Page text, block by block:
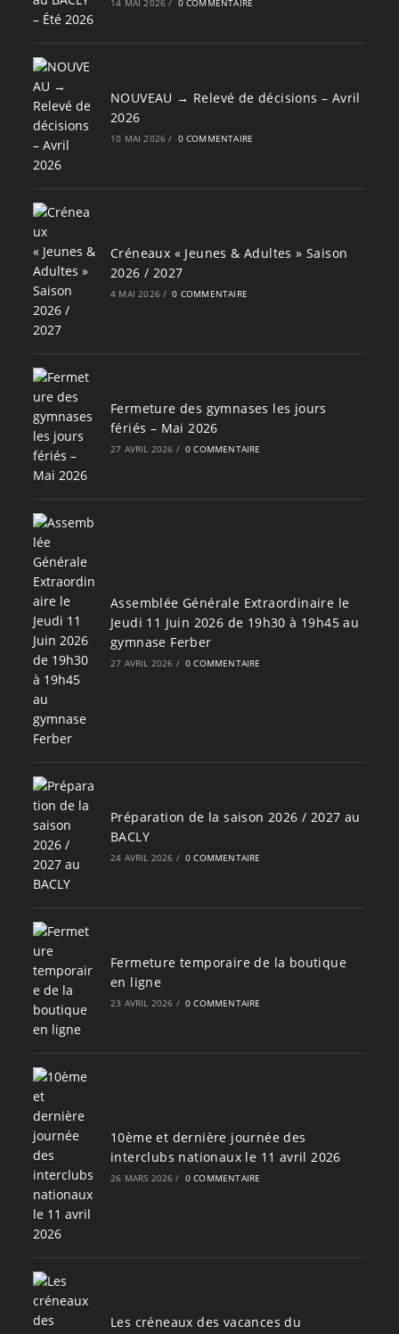
14 MAI 2026 / 0 COMMENTAIRE
NOUVEAU → Relevé de décisions – Avril
2026
10 MAI 2026 / 0 COMMENTAIRE
Créneaux « Jeunes & Adultes » Saison
2026 / 2027
4 MAI 2026 / 0 COMMENTAIRE
Fermeture des gymnases les jours
fériés – Mai 2026
27 AVRIL 2026 / 0 COMMENTAIRE
Assemblée Générale Extraordinaire le
Jeudi 11 Juin 2026 de 19h30 à 19h45 au
gymnase Ferber
27 AVRIL 2026 / 0 COMMENTAIRE
Préparation de la saison 2026 / 2027 au
BACLY
24 AVRIL 2026 / 0 COMMENTAIRE
Fermeture temporaire de la boutique
en ligne
23 AVRIL 2026 / 0 COMMENTAIRE
10ème et dernière journée des
interclubs nationaux le 11 avril 2026
26 MARS 2026 / 0 COMMENTAIRE
Les créneaux des vacances du